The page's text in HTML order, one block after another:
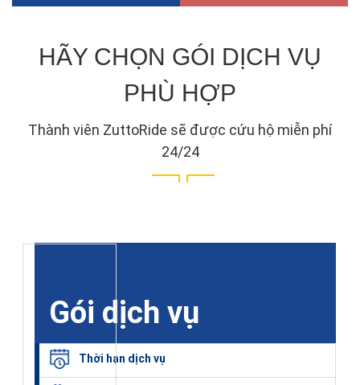
HÃY CHỌN GÓI DỊCH VỤ
PHÙ HỢP
Thành viên ZuttoRide sẽ được cứu hộ miễn phí
24/24
Gói dịch vụ
Thời hạn dịch vụ